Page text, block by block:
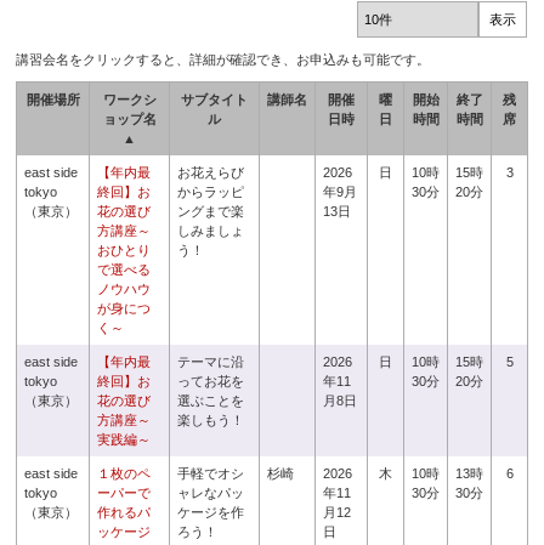
講習会名をクリックすると、詳細が確認でき、お申込みも可能です。
開催場所
ワークシ
ョップ名
▲
サブタイト
ル
講師名
開催
日時
曜
日
開始
時間
終了
時間
残
席
east side
tokyo
（東京）
【年内最
終回】お
花の選び
方講座～
おひとり
で選べる
ノウハウ
が身につ
く～
お花えらび
からラッピ
ングまで楽
しみましょ
う！
2026
年9月
13日
日
10時
30分
15時
20分
3
east side
tokyo
（東京）
【年内最
終回】お
花の選び
方講座～
実践編～
テーマに沿
ってお花を
選ぶことを
楽しもう！
2026
年11
月8日
日
10時
30分
15時
20分
5
east side
tokyo
（東京）
１枚のペ
ーパーで
作れるパ
ッケージ
手軽でオシ
ャレなパッ
ケージを作
ろう！
杉崎
2026
年11
月12
日
木
10時
30分
13時
30分
6